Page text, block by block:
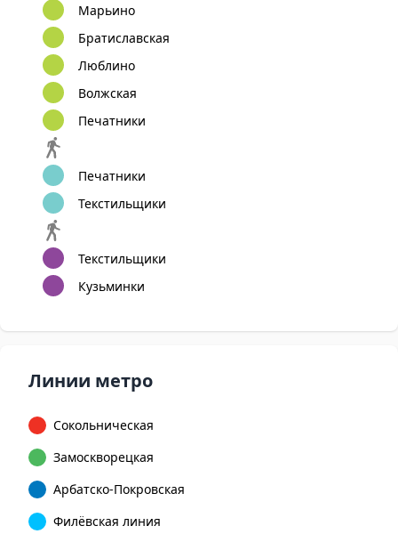
Марьино
Братиславская
Люблино
Волжская
Печатники
Печатники
Текстильщики
Текстильщики
Кузьминки
Линии метро
Сокольническая
Замоскворецкая
Арбатско-Покровская
Филёвская линия